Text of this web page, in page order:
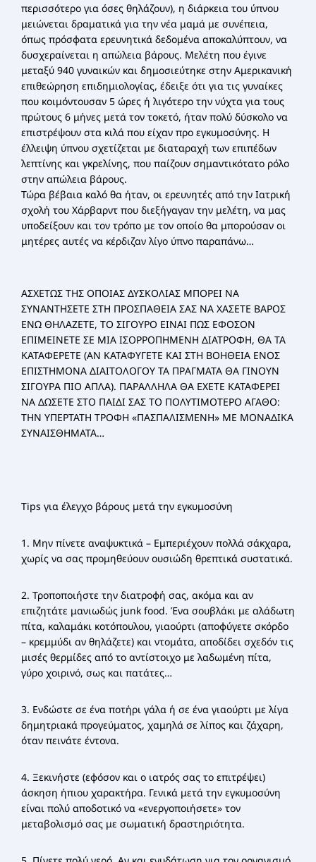
περισσότερο για όσες θηλάζουν), η διάρκεια του ύπνου
μειώνεται δραματικά για την νέα μαμά με συνέπεια,
όπως πρόσφατα ερευνητικά δεδομένα αποκαλύπτουν, να
δυσχεραίνεται η απώλεια βάρους. Μελέτη που έγινε
μεταξύ 940 γυναικών και δημοσιεύτηκε στην Αμερικανική
επιθεώρηση επιδημιολογίας, έδειξε ότι για τις γυναίκες
που κοιμόντουσαν 5 ώρες ή λιγότερο την νύχτα για τους
πρώτους 6 μήνες μετά τον τοκετό, ήταν πολύ δύσκολο να
επιστρέψουν στα κιλά που είχαν προ εγκυμοσύνης. Η
έλλειψη ύπνου σχετίζεται με διαταραχή των επιπέδων
λεπτίνης και γκρελίνης, που παίζουν σημαντικότατο ρόλο
στην απώλεια βάρους.
Τώρα βέβαια καλό θα ήταν, οι ερευνητές από την Ιατρική
σχολή του Χάρβαρντ που διεξήγαγαν την μελέτη, να μας
υποδείξουν και τον τρόπο με τον οποίο θα μπορούσαν οι
μητέρες αυτές να κέρδιζαν λίγο ύπνο παραπάνω…
ΑΣΧΕΤΩΣ ΤΗΣ ΟΠΟΙΑΣ ΔΥΣΚΟΛΙΑΣ ΜΠΟΡΕΙ ΝΑ
ΣΥΝΑΝΤΗΣΕΤΕ ΣΤΗ ΠΡΟΣΠΑΘΕΙΑ ΣΑΣ ΝΑ ΧΑΣΕΤΕ ΒΑΡΟΣ
ΕΝΩ ΘΗΛΑΖΕΤΕ, ΤΟ ΣΙΓΟΥΡΟ ΕΙΝΑΙ ΠΩΣ ΕΦΟΣΟΝ
ΕΠΙΜΕΙΝΕΤΕ ΣΕ ΜΙΑ ΙΣΟΡΡΟΠΗΜΕΝΗ ΔΙΑΤΡΟΦΗ, ΘΑ ΤΑ
ΚΑΤΑΦΕΡΕΤΕ (ΑΝ ΚΑΤΑΦΥΓΕΤΕ ΚΑΙ ΣΤΗ ΒΟΗΘΕΙΑ ΕΝΟΣ
ΕΠΙΣΤΗΜΟΝΑ ΔΙΑΙΤΟΛΟΓΟΥ ΤΑ ΠΡΑΓΜΑΤΑ ΘΑ ΓΙΝΟΥΝ
ΣΙΓΟΥΡΑ ΠΙΟ ΑΠΛΑ). ΠΑΡΑΛΛΗΛΑ ΘΑ ΕΧΕΤΕ ΚΑΤΑΦΕΡΕΙ
ΝΑ ΔΩΣΕΤΕ ΣΤΟ ΠΑΙΔΙ ΣΑΣ ΤΟ ΠΟΛΥΤΙΜΟΤΕΡΟ ΑΓΑΘΟ:
ΤΗΝ ΥΠΕΡΤΑΤΗ ΤΡΟΦΗ «ΠΑΣΠΑΛΙΣΜΕΝΗ» ΜΕ ΜΟΝΑΔΙΚΑ
ΣΥΝΑΙΣΘΗΜΑΤΑ…
Tips για έλεγχο βάρους μετά την εγκυμοσύνη
1. Μην πίνετε αναψυκτικά – Εμπεριέχουν πολλά σάκχαρα,
χωρίς να σας προμηθεύουν ουσιώδη θρεπτικά συστατικά.
2. Τροποποιήστε την διατροφή σας, ακόμα και αν
επιζητάτε μανιωδώς junk food. Ένα σουβλάκι με αλάδωτη
πίτα, καλαμάκι κοτόπουλου, γιαούρτι (αποφύγετε σκόρδο
– κρεμμύδι αν θηλάζετε) και ντομάτα, αποδίδει σχεδόν τις
μισές θερμίδες από το αντίστοιχο με λαδωμένη πίτα,
γύρο χοιρινό, σως και πατάτες…
3. Ενδώστε σε ένα ποτήρι γάλα ή σε ένα γιαούρτι με λίγα
δημητριακά προγεύματος, χαμηλά σε λίπος και ζάχαρη,
όταν πεινάτε έντονα.
4. Ξεκινήστε (εφόσον και ο ιατρός σας το επιτρέψει)
άσκηση ήπιου χαρακτήρα. Γενικά μετά την εγκυμοσύνη
είναι πολύ αποδοτικό να «ενεργοποιήσετε» τον
μεταβολισμό σας με σωματική δραστηριότητα.